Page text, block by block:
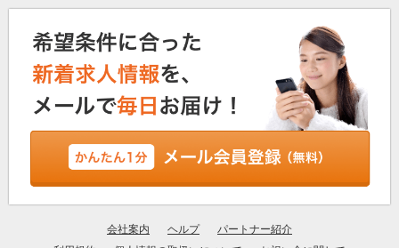
会社案内 ヘルプ
パートナー紹介